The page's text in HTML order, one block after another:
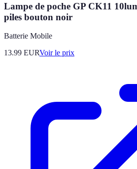
Lampe de poche GP CK11
piles bouton noir
Batterie Mobile
13.99 EURVoir le prix